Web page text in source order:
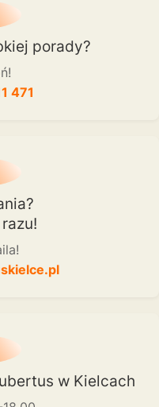
porady?
471
w Kielcach